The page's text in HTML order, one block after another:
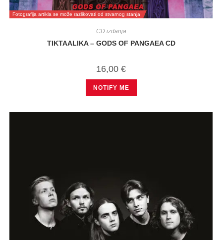
Fotografija artikla se može razlikovati od stvarnog stanja
CD izdanja
TIKTAALIKA – GODS OF PANGAEA CD
16,00 €
NOTIFY ME